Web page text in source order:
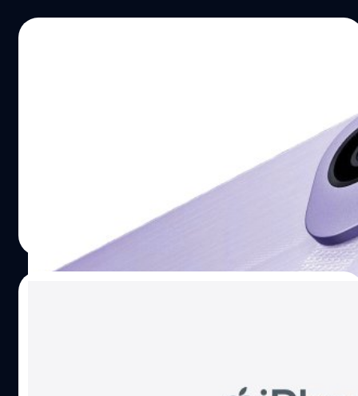
OnePlus Ace 6T เป็นสมาร์ตโฟนรุ่นแรกในประเทศจีนที่ได้รับ
การเปิดตัวพร้อมกับขุมพลังชิปเซตระดับพรีเมียมอย่าง
| 256 days ago
Apple ได้เลื่อนการเปิดตัว iPhone Air 2 ออกไป ซึ่งดูเหมือน